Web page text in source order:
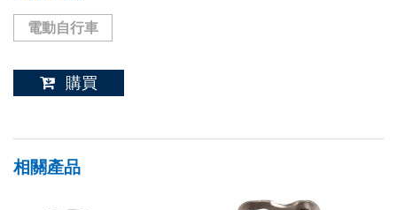
電動自行車
購買
相關產品